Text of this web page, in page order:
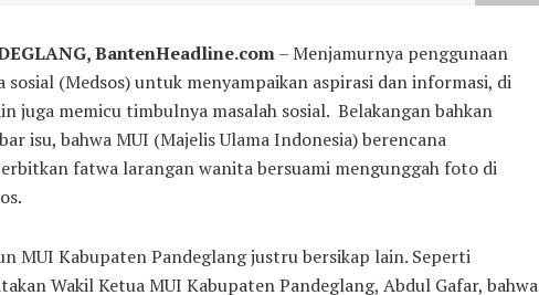
BantenHeadline.com– Menjamurnya penggunaan
sosial (Medsos) untuk menyampaikan aspirasi dan informasi, di
juga memicu timbulnya masalah sosial. Belakangan bahkan
isu, bahwa MUI (Majelis Ulama Indonesia) berencana
fatwa larangan wanita bersuami mengunggah foto di
MUI Kabupaten Pandeglang justru bersikap lain. Seperti
Wakil Ketua MUI Kabupaten Pandeglang, Abdul Gafar, bahwa